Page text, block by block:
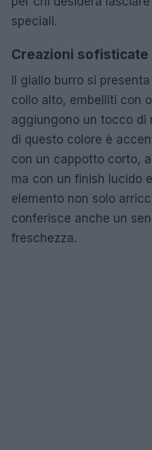
speciali.
Creazioni sofisticate
Il giallo burro si
collo alto, embelliti con
aggiungono un tocco di
di questo colore è
con un cappotto corto,
ma con un finish lucido
elemento non solo
conferisce anche un
freschezza.